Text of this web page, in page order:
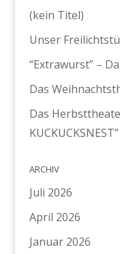
(kein Titel)
Unser
“Extrawurst” –
Das
Das
KUCKUCKSNEST”
ARCHIV
Juli 2026
April 2026
Januar 2026